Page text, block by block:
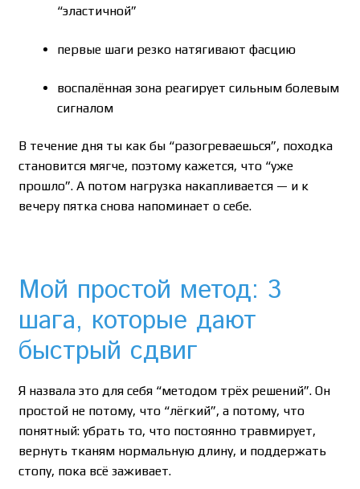
“эластичной”
первые шаги резко натягивают фасцию
воспалённая зона реагирует сильным болевым
сигналом
В течение дня ты как бы “разогреваешься”, походка
становится мягче, поэтому кажется, что “уже
прошло”. А потом нагрузка накапливается — и к
вечеру пятка снова напоминает о себе.
Мой простой метод: 3
шага, которые дают
быстрый сдвиг
Я назвала это для себя “методом трёх решений”. Он
простой не потому, что “лёгкий”, а потому, что
понятный: убрать то, что постоянно травмирует,
вернуть тканям нормальную длину, и поддержать
стопу, пока всё заживает.